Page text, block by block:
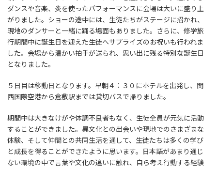
ダンスや音楽、炎を使ったパフォーマンスに会場は大いに盛り上
がりました。ショーの途中には、生徒たちがステージに招かれ、
現地のダンサーと一緒に踊る場面もありました。さらに、修学旅
行期間中に誕生日を迎えた生徒へサプライズのお祝いも行われま
した。会場から温かい拍手が送られ、思い出に残る特別な誕生日
となりました。
５日目は移動日となります。早朝４：３０にホテルを出発し、関
西国際空港から倉敷駅までは貸切バスで帰りました。
期間中は大きなけがや体調不良者もなく、生徒全員が元気に活動
することができました。異文化との出会いや現地でのさまざまな
体験、そして仲間との共同生活を通して、生徒たちは多くの学び
と成長を得ることができたように思います。日本語があまり通じ
ない環境の中で言葉や文化の違いに触れ、自ら考え行動する経験